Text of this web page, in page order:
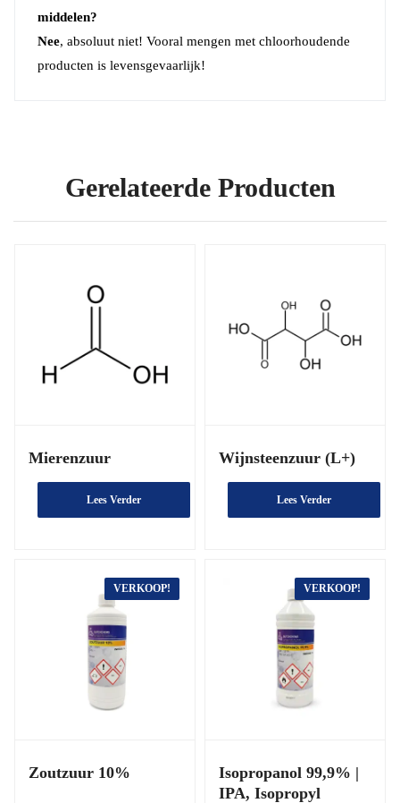
middelen?
Nee, absoluut niet! Vooral mengen met chloorhoudende
producten is levensgevaarlijk!
Gerelateerde Producten
Mierenzuur
Lees Verder
Wijnsteenzuur (L+)
Lees Verder
VERKOOP!
Zoutzuur 10%
VERKOOP!
Isopropanol 99,9% |
IPA, Isopropyl